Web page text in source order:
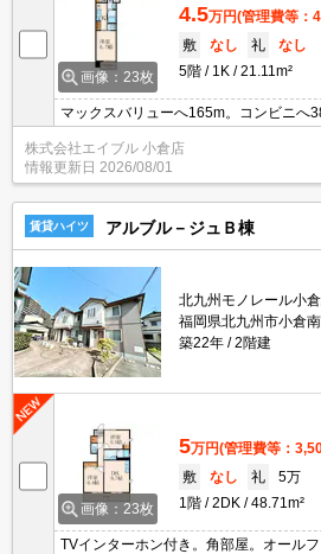
画像：23枚
4.5万円(管理費等：
敷
なし 礼
なし
5階
1K 21.11m²
マックスバリューへ165m。コンビニへ
き。浴室乾燥機付。
株式会社エイブル 小倉店
情報更新日 2026/08/01
賃貸ハイツ アルブル－ジュＢ棟
北九州モノレール小
福岡県北九州市小倉
築22年
2階建
画像：23枚
5万円(管理費等：
敷
なし 礼
5万
1階
2DK 48.71m²
TVインターホン付き。角部屋。オール